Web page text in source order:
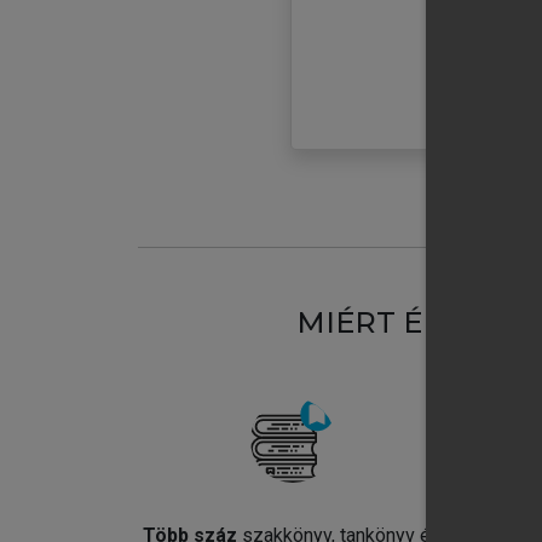
MIÉRT
Több száz szakkönyv, tankönyv és